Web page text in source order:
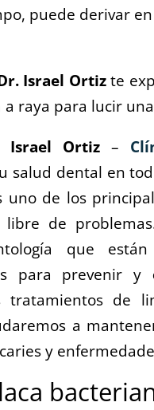
puede derivar
Israel Ortizte
raya para lucir
Israel Ortiz –
salud dental en
uno de los
de
que
para prevenir y
tratamientos de
a
y